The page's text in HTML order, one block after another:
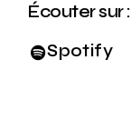
Écouter sur :
Spotify